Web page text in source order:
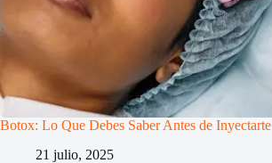
Botox: Lo Que Debes Saber Antes de Inyectarte
21 julio, 2025